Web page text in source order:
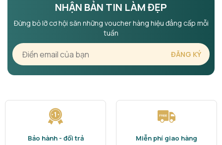
NHẬN BẢN TIN LÀM ĐẸP
Đừng bỏ lỡ cơ hội săn những voucher hàng hiệu đẳng cấp mỗi
tuần
Bảo hành - đổi trả
Miễn phí giao hàng